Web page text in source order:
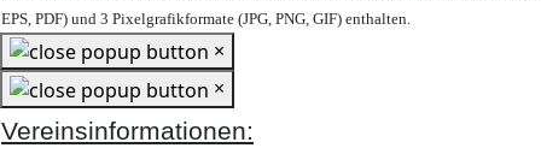
EPS, PDF) und 3 Pixelgrafikformate (JPG, PNG, GIF) enthalten.
×
×
Vereinsinformationen: